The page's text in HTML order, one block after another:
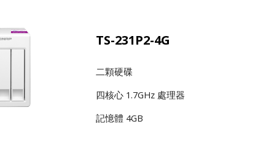
TS-231P2-4G
二顆硬碟
四核心 1.7GHz 處理器
記憶體 4GB